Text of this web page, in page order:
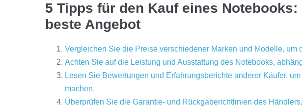
5 Tipps für den Kauf eines
beste Angebot
Vergleichen Sie die Preise verschiedener Marken und Modelle, um
Achten Sie auf die Leistung und Ausstattung des Notebooks,
Lesen Sie Bewertungen und Erfahrungsberichte anderer Käufer,
machen.
Überprüfen Sie die Garantie- und Rückgaberichtlinien des